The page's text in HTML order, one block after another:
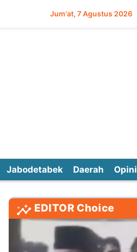
Jum'at 7 Agustus 2026
Jabodetabek Daerah Opini
EDITOR Choice